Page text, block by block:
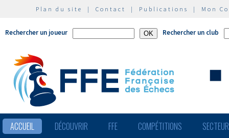
Plan du site | Contact | Publications | Mon
Rechercher un joueur Rechercher un club
ACCUEIL DÉCOUVRIR FFE COMPÉTITIONS